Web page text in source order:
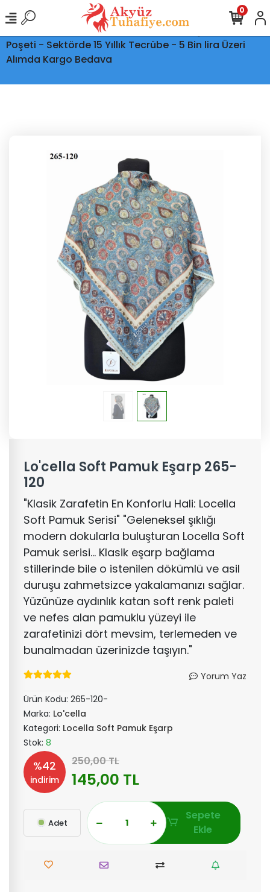
Ptt Kargo İle Tüm Türkiye'ye Teslimat - Şeffaf Kargo
Poşeti - Sektörde 15 Yıllık Tecrübe - 5 Bin lira Üzeri
Alımda Kargo Bedava
0
Lo'cella Soft Pamuk Eşarp 265-
120
"Klasik Zarafetin En Konforlu Hali: Locella
Soft Pamuk Serisi" "Geleneksel şıklığı
modern dokularla buluşturan Locella Soft
Pamuk serisi... Klasik eşarp bağlama
stillerinde bile o istenilen dökümlü ve asil
duruşu zahmetsizce yakalamanızı sağlar.
Yüzünüze aydınlık katan soft renk paleti
ve nefes alan pamuklu yüzeyi ile
zarafetinizi dört mevsim, terlemeden ve
bunalmadan üzerinizde taşıyın."
Yorum Yaz
Ürün Kodu: 265-120-
Marka: Lo'cella
Kategori: Locella Soft Pamuk Eşarp
Stok: 8
%42
indirim
250,00 TL
145,00 TL
Adet
Sepete
Ekle